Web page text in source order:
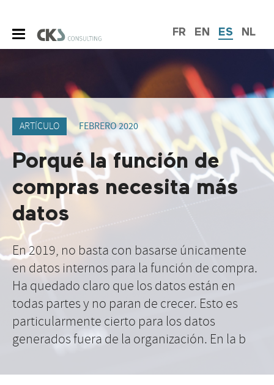
FR EN ES NL
ARTÍCULO FEBRERO 2020
Porqué la función de
compras necesita más
datos
En 2019, no basta con basarse únicamente
en datos internos para la función de compra.
Ha quedado claro que los datos están en
todas partes y no paran de crecer. Esto es
particularmente cierto para los datos
generados fuera de la organización. En la b